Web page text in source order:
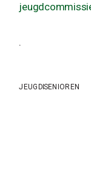
.
JEUGDSENIOREN